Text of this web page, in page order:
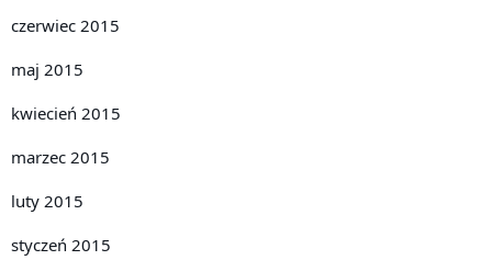
czerwiec 2015
maj 2015
kwiecień 2015
marzec 2015
luty 2015
styczeń 2015